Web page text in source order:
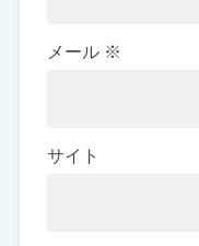
メール ※
サイト